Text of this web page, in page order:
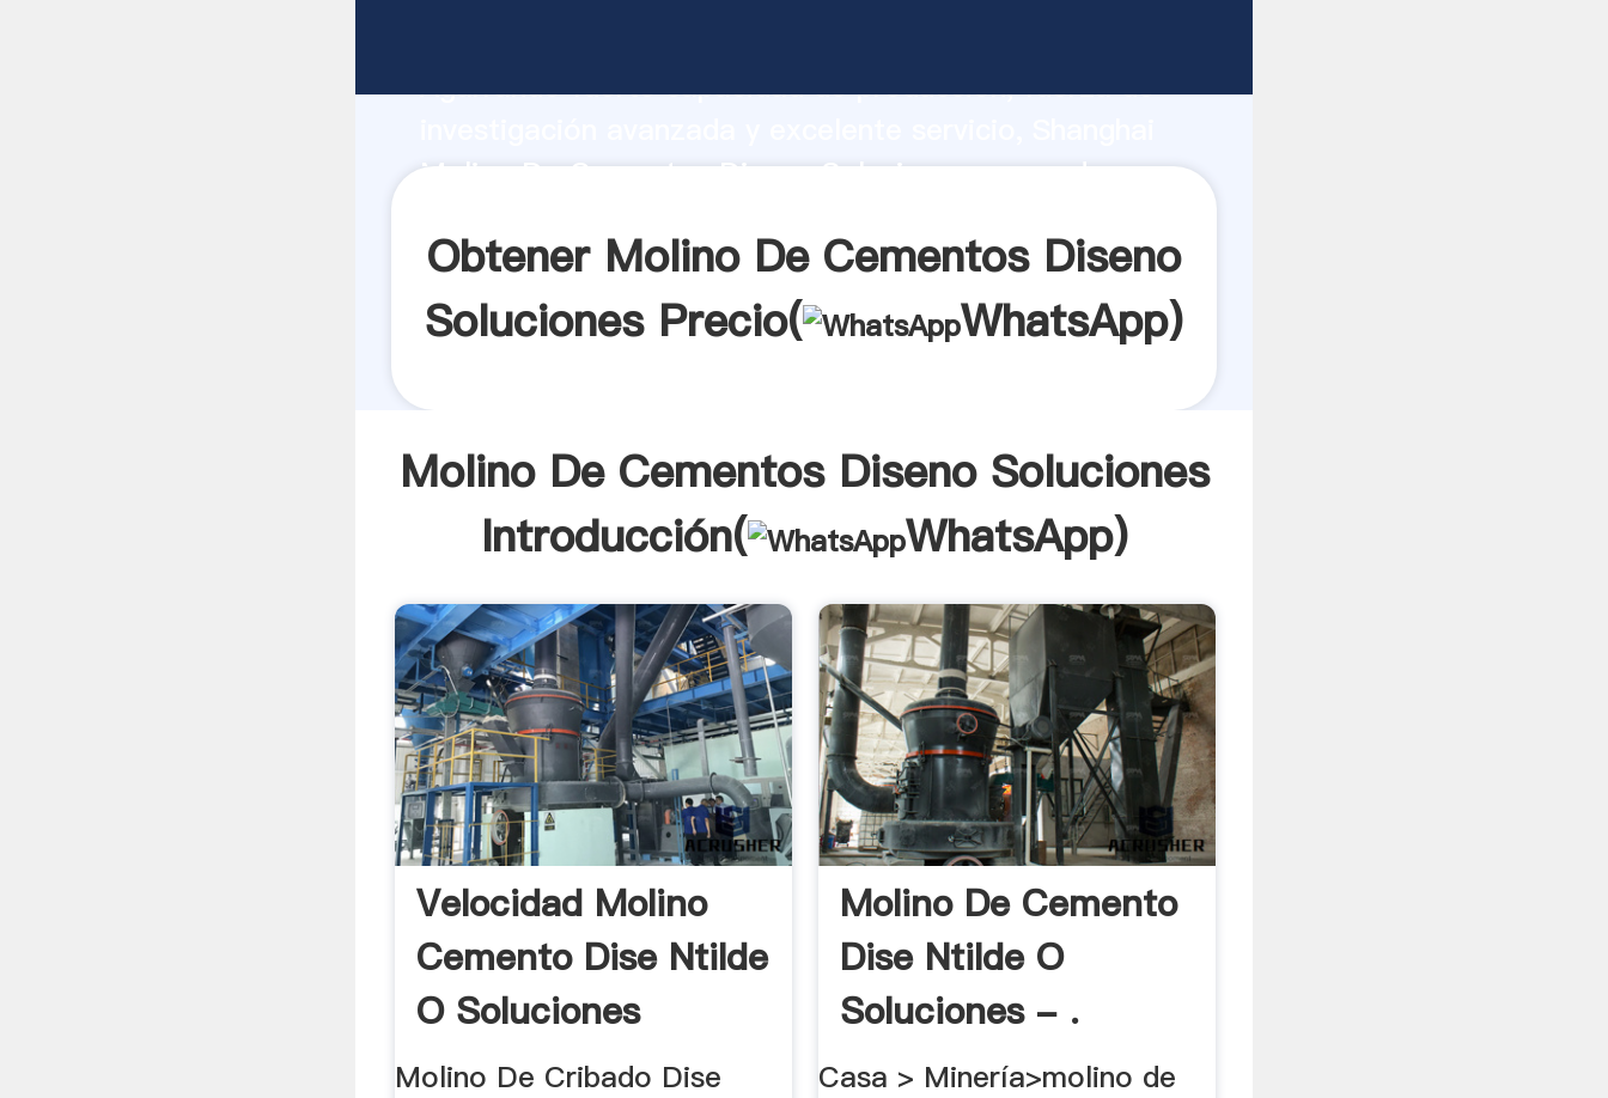
Agarrando fuerte capacidad de producción, fuerza de
Molino De Cementos Diseno Soluciones proveedor crea
Obtener Molino De Cementos Diseno
Soluciones Precio(
WhatsApp)
Molino De Cementos Diseno Soluciones
Introducción(
WhatsApp)
Velocidad Molino
Cemento Dise Ntilde
O Soluciones
Molino De Cribado Dise
Molino De Cemento
Dise Ntilde O
Soluciones - .
Casa > Minería>molino de